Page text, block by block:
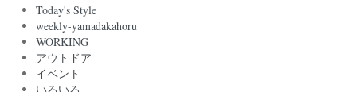
Today's Style
weekly-yamadakahoru
WORKING
アウトドア
イベント